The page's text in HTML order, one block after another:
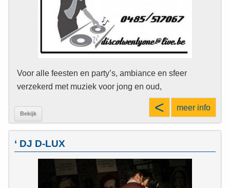
Voor alle feesten en party’s, ambiance en sfeer
verzekerd met muziek voor jong en oud,
Bekijk < meer info
‘ DJ D-LUX